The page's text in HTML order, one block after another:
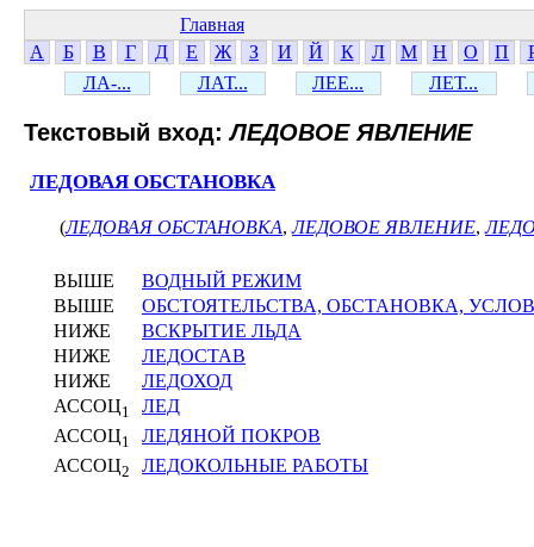
Главная
А
Б В Г Д Е Ж З И Й К Л М Н О П
ЛА-...
ЛАТ... ЛЕЕ... ЛЕТ...
Текстовый вход:ЛЕДОВОЕ ЯВЛЕНИЕ
ЛЕДОВАЯ ОБСТАНОВКА
(ЛЕДОВАЯ ОБСТАНОВКА,ЛЕДОВОЕ ЯВЛЕНИЕ,
ВЫШЕ
ВОДНЫЙ РЕЖИМ
ВЫШЕ
ОБСТОЯТЕЛЬСТВА, ОБСТАНОВКА,
НИЖЕ
ВСКРЫТИЕ ЛЬДА
НИЖЕ
ЛЕДОСТАВ
НИЖЕ
ЛЕДОХОД
АССОЦ1
ЛЕД
АССОЦ1
ЛЕДЯНОЙ ПОКРОВ
АССОЦ2 ЛЕДОКОЛЬНЫЕ РАБОТЫ